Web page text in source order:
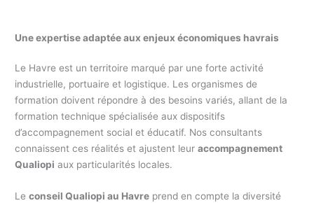
Une expertise adaptée aux enjeux économiques havrais
Le Havre est un territoire marqué par une forte activité
industrielle, portuaire et logistique. Les organismes de
formation doivent répondre à des besoins variés, allant de la
formation technique spécialisée aux dispositifs
d’accompagnement social et éducatif. Nos consultants
connaissent ces réalités et ajustent leuraccompagnement
Qualiopi aux particularités locales.
Leconseil Qualiopi au Havre prend en compte la diversité